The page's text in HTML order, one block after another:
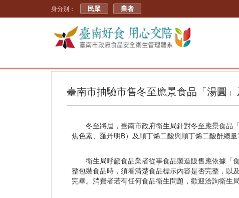
身分別： 民眾 業者
臺南市抽驗市售冬至應景食品「湯圓
冬至將屆，臺南市政府衛生局針對冬至應景食品
焦色素、羅丹明B）及順丁烯二酸與順丁烯二酸酐總量
衛生局呼籲食品業者從事食品製造販售應依據「
整包裝食品時，須看清楚食品標示內容是否完整，以
完畢。消費者若有任何食品衛生問題，歡迎洽詢衛生